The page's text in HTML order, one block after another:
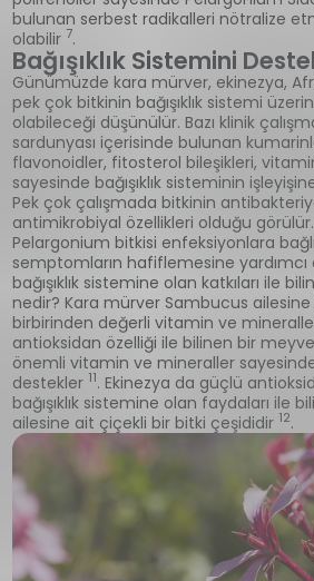
bulunan serbest radikalleri nötralize
olabilir 7.
Bağışıklık Sistemini
Günümüzde kara mürver, ekinezya,
pek çok bitkinin bağışıklık sistemi
olabileceği düşünülür. Bazı klinik
sardunyası içerisinde bulunan
flavonoidler, fitosterol bileşikleri,
sayesinde bağışıklık sisteminin
Pek çok çalışmada bitkinin
antimikrobiyal özellikleri olduğu
Pelargonium bitkisi enfeksiyonlara
semptomların hafiflemesine yardımcı
bağışıklık sistemine olan katkıları ile
nedir? Kara mürver Sambucus
birbirinden değerli vitamin ve
antioksidan özelliği ile bilinen bir
önemli vitamin ve mineraller sayesinde
destekler 11. Ekinezya da güçlü
bağışıklık sistemine olan faydaları ile
ailesine ait çiçekli bir bitki çeşididir 12.